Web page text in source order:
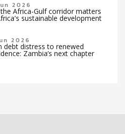
2026
Africa-Gulf corridor matters
sustainable development
2026
debt distress to renewed
Zambia’s next chapter